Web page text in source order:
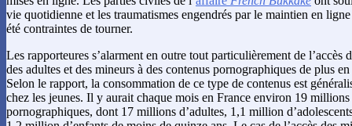
vie quotidienne et les traumatismes engendrés par le maintien en ligne
été contraintes de tourner.
Les rapporteures s’alarment en outre tout particulièrement de
des adultes et des mineurs à des contenus pornographiques de plus
Selon le rapport, la consommation de ce type de contenus est
chez les jeunes. Il y aurait chaque mois en France environ 19
pornographiques, dont 17 millions d’adultes, 1,1 million